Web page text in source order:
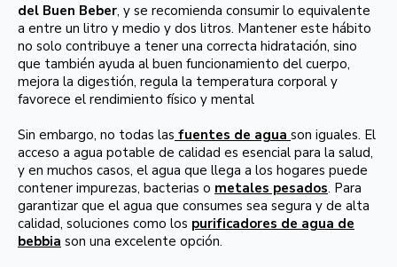
del Buen Beber, y se recomienda consumir lo equivalente
a entre un litro y medio y dos litros. Mantener este hábito
no solo contribuye a tener una correcta hidratación, sino
que también ayuda al buen funcionamiento del cuerpo,
mejora la digestión, regula la temperatura corporal y
favorece el rendimiento físico y mental
Sin embargo, no todas las fuentes de agua son iguales. El
acceso a agua potable de calidad es esencial para la salud,
y en muchos casos, el agua que llega a los hogares puede
contener impurezas, bacterias o metales pesados. Para
garantizar que el agua que consumes sea segura y de alta
calidad, soluciones como los purificadores de agua de
bebbia son una excelente opción.